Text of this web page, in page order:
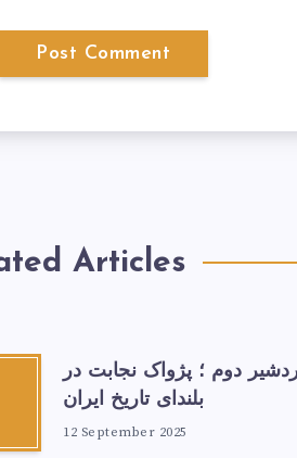
Articles
دوم ؛ پژواک نجابت در
بلندای تاریخ ایران
12 September 2025